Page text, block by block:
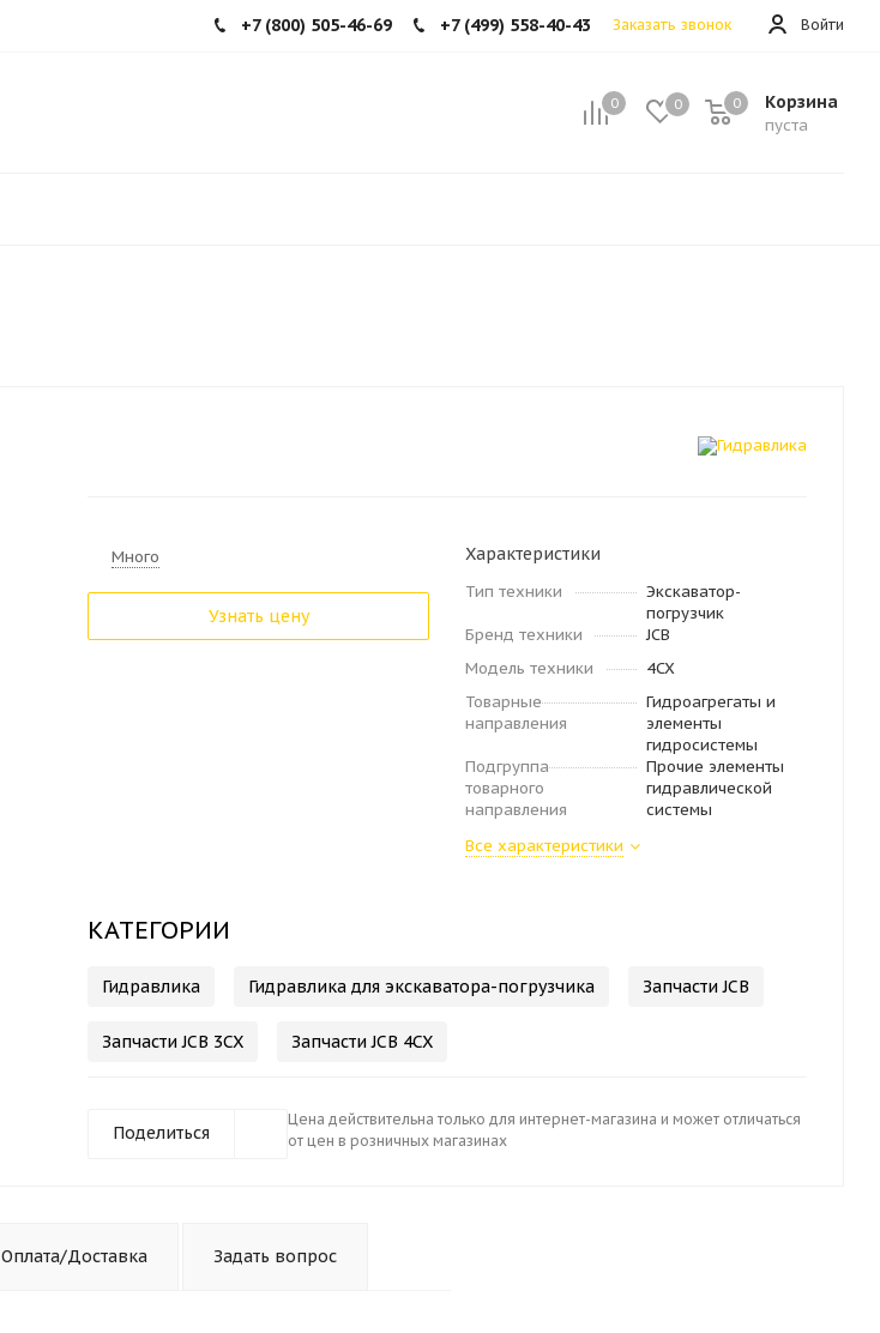
Войти
+7 (800) 505-46-69 +7 (499) 558-40-43 Заказать звонок
0 0 Корзина
пуста
0
Много
Узнать цену
Характеристики
Тип техники
Экскаватор-
погрузчик
Бренд техники
JCB
Модель техники
4CX
Товарные
направления
Гидроагрегаты и
элементы
гидросистемы
Подгруппа
товарного
направления
Прочие элементы
гидравлической
системы
Все характеристики
КАТЕГОРИИ
Гидравлика Гидравлика для экскаватора-погрузчика Запчасти JCB
Запчасти JCB 3CX Запчасти JCB 4CX
Поделиться
Цена действительна только для интернет-магазина и может отличаться
от цен в розничных магазинах
Оплата/Доставка Задать вопрос